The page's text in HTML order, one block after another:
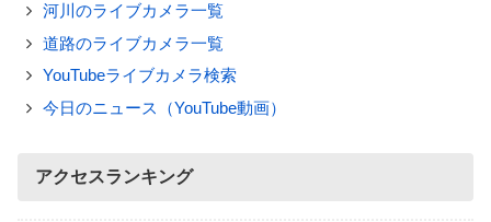
河川のライブカメラ一覧
道路のライブカメラ一覧
YouTubeライブカメラ検索
今日のニュース（YouTube動画）
アクセスランキング